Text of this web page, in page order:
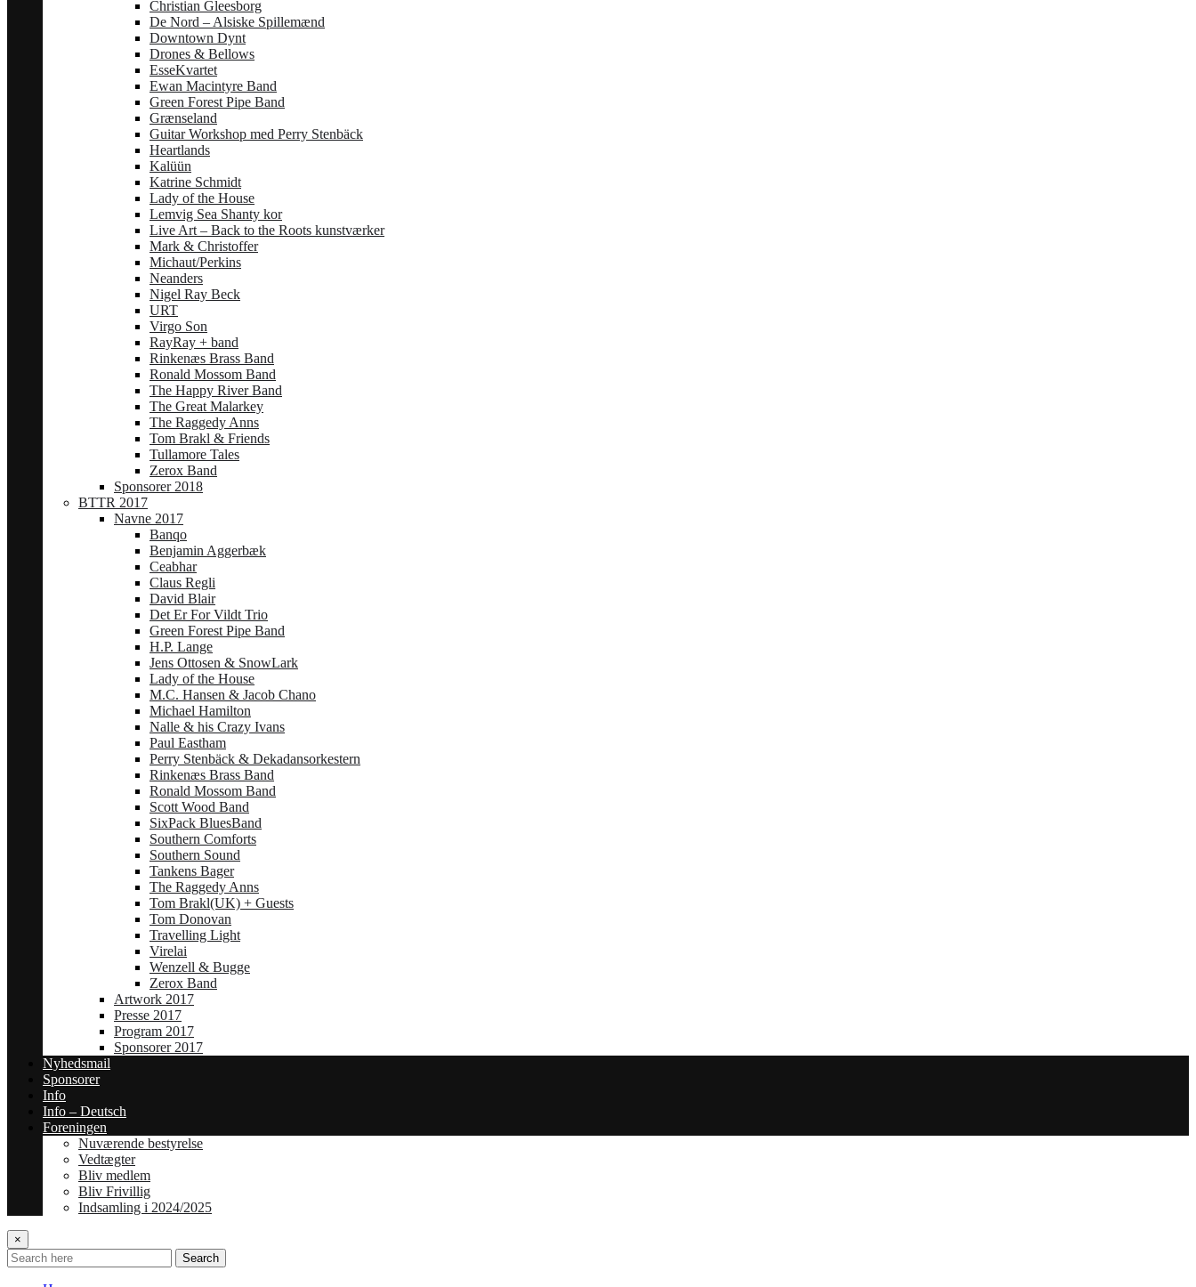
Christian Gleesborg
De Nord – Alsiske Spillemænd
Downtown Dynt
Drones & Bellows
EsseKvartet
Ewan Macintyre Band
Green Forest Pipe Band
Grænseland
Guitar Workshop med Perry Stenbäck
Heartlands
Kalüün
Katrine Schmidt
Lady of the House
Lemvig Sea Shanty kor
Live Art – Back to the Roots kunstværker
Mark & Christoffer
Michaut/Perkins
Neanders
Nigel Ray Beck
URT
Virgo Son
RayRay + band
Rinkenæs Brass Band
Ronald Mossom Band
The Happy River Band
The Great Malarkey
The Raggedy Anns
Tom Brakl & Friends
Tullamore Tales
Zerox Band
Sponsorer 2018
BTTR 2017
Navne 2017
Banqo
Benjamin Aggerbæk
Ceabhar
Claus Regli
David Blair
Det Er For Vildt Trio
Green Forest Pipe Band
H.P. Lange
Jens Ottosen & SnowLark
Lady of the House
M.C. Hansen & Jacob Chano
Michael Hamilton
Nalle & his Crazy Ivans
Paul Eastham
Perry Stenbäck & Dekadansorkestern
Rinkenæs Brass Band
Ronald Mossom Band
Scott Wood Band
SixPack BluesBand
Southern Comforts
Southern Sound
Tankens Bager
The Raggedy Anns
Tom Brakl(UK) + Guests
Tom Donovan
Travelling Light
Virelai
Wenzell & Bugge
Zerox Band
Artwork 2017
Presse 2017
Program 2017
Sponsorer 2017
Nyhedsmail
Sponsorer
Info
Info – Deutsch
Foreningen
Nuværende bestyrelse
Vedtægter
Bliv medlem
Bliv Frivillig
Indsamling i 2024/2025
×
Search